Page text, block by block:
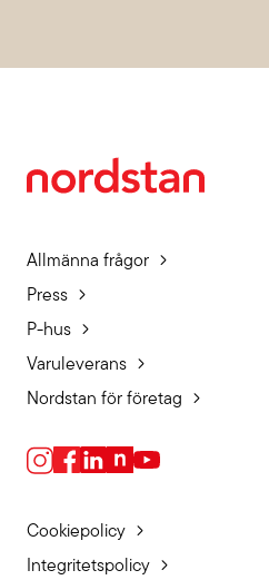
Allmänna frågor
Press
P-hus
Varuleverans
Nordstan för företag
Cookiepolicy
Integritetspolicy